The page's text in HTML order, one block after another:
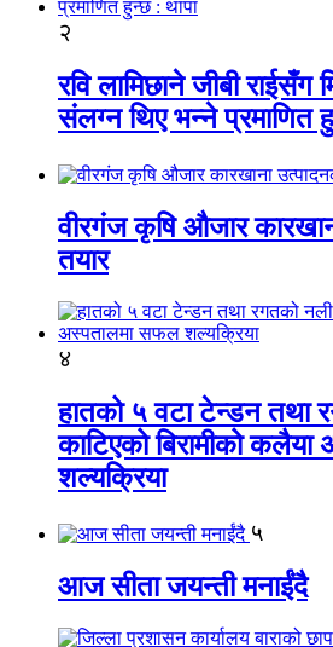
२
रवि लामिछाने जीबी राईसँग
संलग्न थिए भन्ने प्रमाणित
वीरगंज कृषि औजार
तयार
४
हातको ५ वटा टेन्डन तथा
काटिएको बिरामीको
शल्यक्रिया
५
आज सीता जयन्ती मनाईंदै